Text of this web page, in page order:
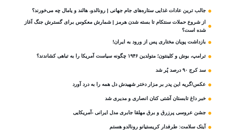
جالب ترین عادات غذایی ستاره‌های جام جهانی | رونالدو، هالند و یامال چه می‌خورند؟
از شروع حملات سنتکام تا بسته شدن هرمز | شمارش معکوس برای گسترش جنگ آغاز
شده است؟
بازداشت پویان مختاری پس از ورود به ایران!
ترامپ، بوش و کلینتون؛ متولدین ۱۹۴۶ چگونه سیاست آمریکا را به تباهی کشاندند؟
سد کرج ۹۰ درصد پُر شد
عکس/گریه این پدر بر مزار دختر شهیدش دل همه را به درد آورد
خبر داغ تابستان آشتی کنان انصاری و مدیری شد
جشن عروسی پرزرق و برق مهلقا جابری مدل ایرانی -آمریکایی
آیتک سلامت: طرفدار کریستیانو رونالدو هستم